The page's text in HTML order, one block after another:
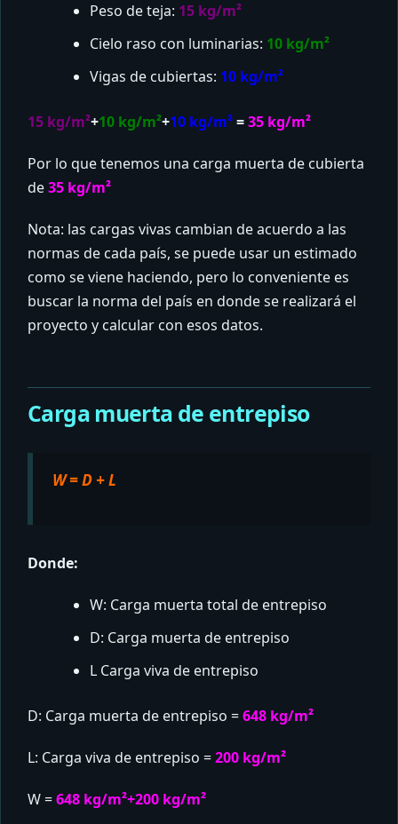
Peso de teja: 15 kg/m²
Cielo raso con luminarias: 10 kg/m²
Vigas de cubiertas: 10 kg/m²
15 kg/m²+10 kg/m²+10 kg/m²=35 kg/m²
Por lo que tenemos una carga muerta de cubierta
de35 kg/m²
Nota: las cargas vivas cambian de acuerdo a las
normas de cada país, se puede usar un estimado
como se viene haciendo, pero lo conveniente es
buscar la norma del país en donde se realizará el
proyecto y calcular con esos datos.
Carga muerta de entrepiso
W = D + L
Donde:
W: Carga muerta total de entrepiso
D: Carga muerta de entrepiso
L Carga viva de entrepiso
D: Carga muerta de entrepiso =648 kg/m²
L: Carga viva de entrepiso =200 kg/m²
W =648 kg/m²+200 kg/m²